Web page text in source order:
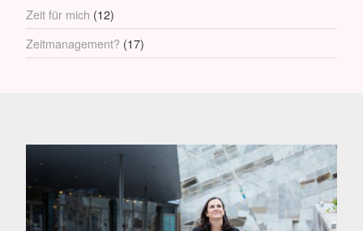
Zeit für mich (12)
Zeitmanagement? (17)